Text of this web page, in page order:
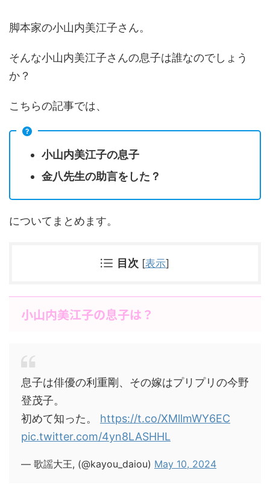
脚本家の小山内美江子さん。
そんな小山内美江子さんの息子は誰なのでしょう
か？
こちらの記事では、
小山内美江子の息子
金八先生の助言をした？
についてまとめます。
目次 [表示]
小山内美江子の息子は？
息子は俳優の利重剛、その嫁はプリプリの今野
登茂子。
初めて知った。 https://t.co/XMllmWY6EC
pic.twitter.com/4yn8LASHHL
— 歌謡大王, (@kayou_daiou) May 10, 2024